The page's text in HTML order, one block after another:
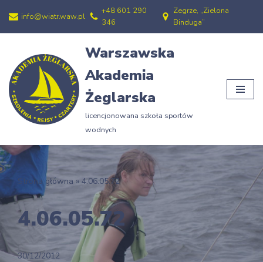
Przejdź
treści
info@wiatr.waw.pl
+48 601 290
346
Zegrze, „Zielona
Binduga”
Warszawska
Akademia
Żeglarska
licencjonowana szkoła sportów
wodnych
Strona główna » 4.06.05.72
4.06.05.72
30/12/2012